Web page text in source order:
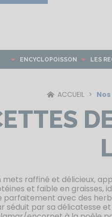
ENCYCLOPOISSON LES
ACCUEIL
raffiné et délicieux,
et faible en graisses,
parfaitement avec des
séduit par sa délicatesse et